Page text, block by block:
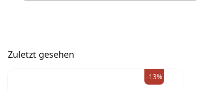
Zuletzt gesehen
-13%